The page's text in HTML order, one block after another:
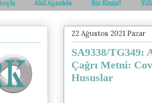
Âkil Ağazâde Biz Kimiz?
22 Ağustos 2021 Pazar
SA9338/TG349:
Çağrı Metni:
Hususlar